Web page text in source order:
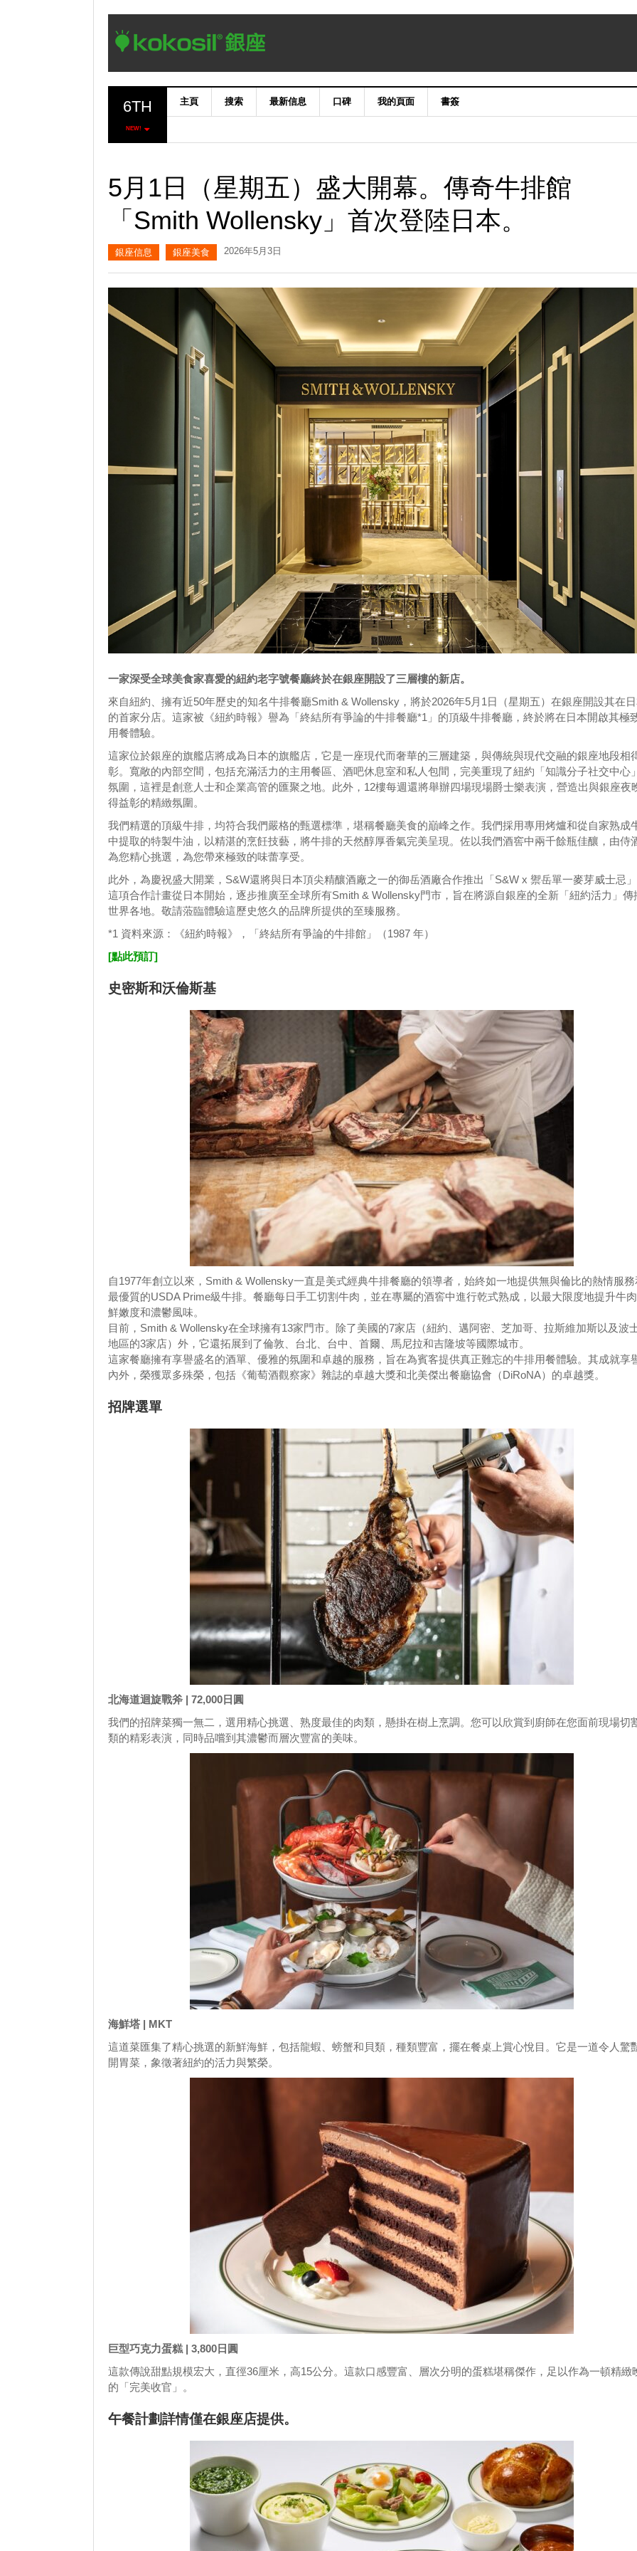
6TH
NEW!
主頁 搜索 最新信息 口碑 我的頁面 書簽
5月1日（星期五）盛大開幕。傳奇牛排館
「Smith Wollensky」首次登陸日本。
銀座信息 銀座美食 2026年5月3日
一家深受全球美食家喜愛的紐約老字號餐廳終於在銀座開設了三層樓的新店。
來自紐約、擁有近50年歷史的知名牛排餐廳Smith & Wollensky，將於2026年5月1日（星期五）在銀座開設其在
的首家分店。這家被《紐約時報》譽為「終結所有爭論的牛排餐廳*1」的頂級牛排餐廳，終於將在日本開啟其極
用餐體驗。
這家位於銀座的旗艦店將成為日本的旗艦店，它是一座現代而奢華的三層建築，與傳統與現代交融的銀座地段相
彰。寬敞的內部空間，包括充滿活力的主用餐區、酒吧休息室和私人包間，完美重現了紐約「知識分子社交中心
氛圍，這裡是創意人士和企業高管的匯聚之地。此外，12樓每週還將舉辦四場現場爵士樂表演，營造出與銀座夜
得益彰的精緻氛圍。
我們精選的頂級牛排，均符合我們嚴格的甄選標準，堪稱餐廳美食的巔峰之作。我們採用專用烤爐和從自家熟成
中提取的特製牛油，以精湛的烹飪技藝，將牛排的天然醇厚香氣完美呈現。佐以我們酒窖中兩千餘瓶佳釀，由侍
為您精心挑選，為您帶來極致的味蕾享受。
此外，為慶祝盛大開業，S&W還將與日本頂尖精釀酒廠之一的御岳酒廠合作推出「S&W x 禦岳單一麥芽威士忌
這項合作計畫從日本開始，逐步推廣至全球所有Smith & Wollensky門市，旨在將源自銀座的全新「紐約活力」傳
世界各地。敬請蒞臨體驗這歷史悠久的品牌所提供的至臻服務。
*1 資料來源：《紐約時報》，「終結所有爭論的牛排館」（1987 年）
[點此預訂]
史密斯和沃倫斯基
自1977年創立以來，Smith & Wollensky一直是美式經典牛排餐廳的領導者，始終如一地提供無與倫比的熱情服務
最優質的USDA Prime級牛排。餐廳每日手工切割牛肉，並在專屬的酒窖中進行乾式熟成，以最大限度地提升牛
鮮嫩度和濃鬱風味。
目前，Smith & Wollensky在全球擁有13家門市。除了美國的7家店（紐約、邁阿密、芝加哥、拉斯維加斯以及波
地區的3家店）外，它還拓展到了倫敦、台北、台中、首爾、馬尼拉和吉隆坡等國際城市。
這家餐廳擁有享譽盛名的酒單、優雅的氛圍和卓越的服務，旨在為賓客提供真正難忘的牛排用餐體驗。其成就享
內外，榮獲眾多殊榮，包括《葡萄酒觀察家》雜誌的卓越大獎和北美傑出餐廳協會（DiRoNA）的卓越獎。
招牌選單
北海道迴旋戰斧 | 72,000日圓
我們的招牌菜獨一無二，選用精心挑選、熟度最佳的肉類，懸掛在樹上烹調。您可以欣賞到廚師在您面前現場切
類的精彩表演，同時品嚐到其濃鬱而層次豐富的美味。
海鮮塔 | MKT
這道菜匯集了精心挑選的新鮮海鮮，包括龍蝦、螃蟹和貝類，種類豐富，擺在餐桌上賞心悅目。它是一道令人驚
開胃菜，象徵著紐約的活力與繁榮。
巨型巧克力蛋糕 | 3,800日圓
這款傳說甜點規模宏大，直徑36厘米，高15公分。這款口感豐富、層次分明的蛋糕堪稱傑作，足以作為一頓精緻
的「完美收官」。
午餐計劃詳情僅在銀座店提供。